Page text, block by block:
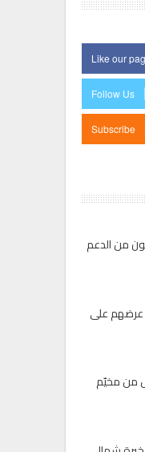
Like our
Follow Us
Subscribe
من الدعم
عرضهم على
من مخيّم